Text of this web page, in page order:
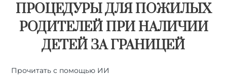
ПРОЦЕДУРЫ ДЛЯ ПОЖИЛЫХ
РОДИТЕЛЕЙ ПРИ НАЛИЧИИ
ДЕТЕЙ ЗА ГРАНИЦЕЙ
Прочитать с помощью ИИ